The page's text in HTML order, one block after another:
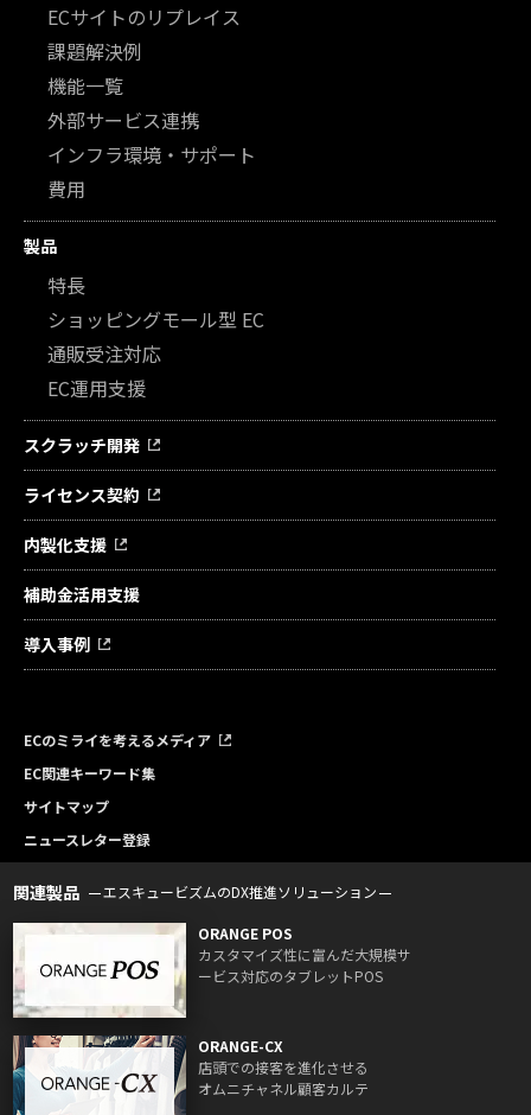
ECサイトのリプレイス
課題解決例
機能一覧
外部サービス連携
インフラ環境・サポート
費用
製品
特長
ショッピングモール型 EC
通販受注対応
EC運用支援
スクラッチ開発
ライセンス契約
内製化支援
補助金活用支援
導入事例
ECのミライを考えるメディア
EC関連キーワード集
サイトマップ
ニュースレター登録
関連製品 エスキュービズムのDX推進ソリューション
ORANGE POS
カスタマイズ性に富んだ大規模サ
ービス対応のタブレットPOS
ORANGE-CX
店頭での接客を進化させる
オムニチャネル顧客カルテ